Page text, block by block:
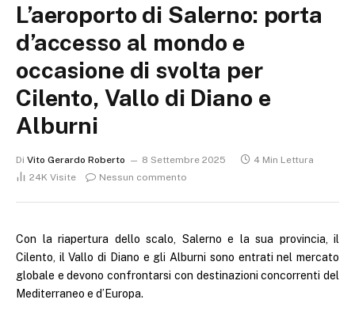
L’aeroporto di Salerno: porta
d’accesso al mondo e
occasione di svolta per
Cilento, Vallo di Diano e
Alburni
Di Vito Gerardo Roberto 8 Settembre 2025
4 Min Lettura
24K Visite Nessun commento
Con la riapertura dello scalo, Salerno e la sua provincia, il
Cilento, il Vallo di Diano e gli Alburni sono entrati nel mercato
globale e devono confrontarsi con destinazioni concorrenti del
Mediterraneo e d’Europa.